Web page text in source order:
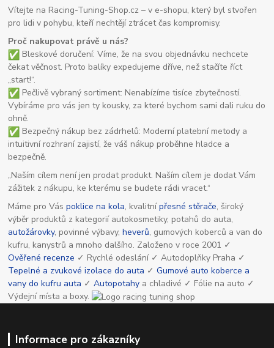
Vítejte na Racing-Tuning-Shop.cz – v e-shopu, který byl stvořen
pro lidi v pohybu, kteří nechtějí ztrácet čas kompromisy.
Proč nakupovat právě u nás?
Bleskové doručení: Víme, že na svou objednávku nechcete
čekat věčnost. Proto balíky expedujeme dříve, než stačíte říct
„start!“.
Pečlivě vybraný sortiment: Nenabízíme tisíce zbytečností.
Vybíráme pro vás jen ty kousky, za které bychom sami dali ruku do
ohně.
Bezpečný nákup bez zádrhelů: Moderní platební metody a
intuitivní rozhraní zajistí, že váš nákup proběhne hladce a
bezpečně.
„Naším cílem není jen prodat produkt. Naším cílem je dodat Vám
zážitek z nákupu, ke kterému se budete rádi vracet.“
Máme pro Váspoklice na kola, kvalitnípřesné stěrače, široký
výběr produktů z kategorií autokosmetiky, potahů do auta,
autožárovky, povinné výbavy,heverů, gumových koberců a van do
kufru, kanystrů a mnoho dalšího. Založeno v roce 2001 ✓
Ověřené recenze ✓ Rychlé odeslání ✓ Autodoplňky Praha ✓
Tepelné a zvukové izolace do auta ✓Gumové auto koberce a
vany do kufru auta ✓Autopotahy a chladivé ✓ Fólie na auto ✓
Výdejní místa a boxy.
Informace pro zákazníky